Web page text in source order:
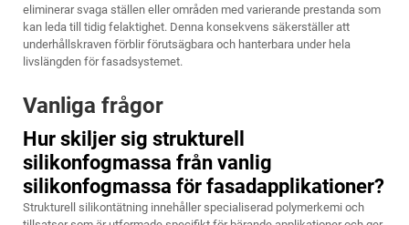
eliminerar svaga ställen eller områden med varierande prestanda som
kan leda till tidig felaktighet. Denna konsekvens säkerställer att
underhållskraven förblir förutsägbara och hanterbara under hela
livslängden för fasadsystemet.
Vanliga frågor
Hur skiljer sig strukturell
silikonfogmassa från vanlig
silikonfogmassa för fasadapplikationer?
Strukturell silikontätning innehåller specialiserad polymerkemi och